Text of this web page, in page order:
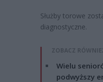
Służby torowe
diagnostyczne.
ZOBACZ
Wielu
podwyższy